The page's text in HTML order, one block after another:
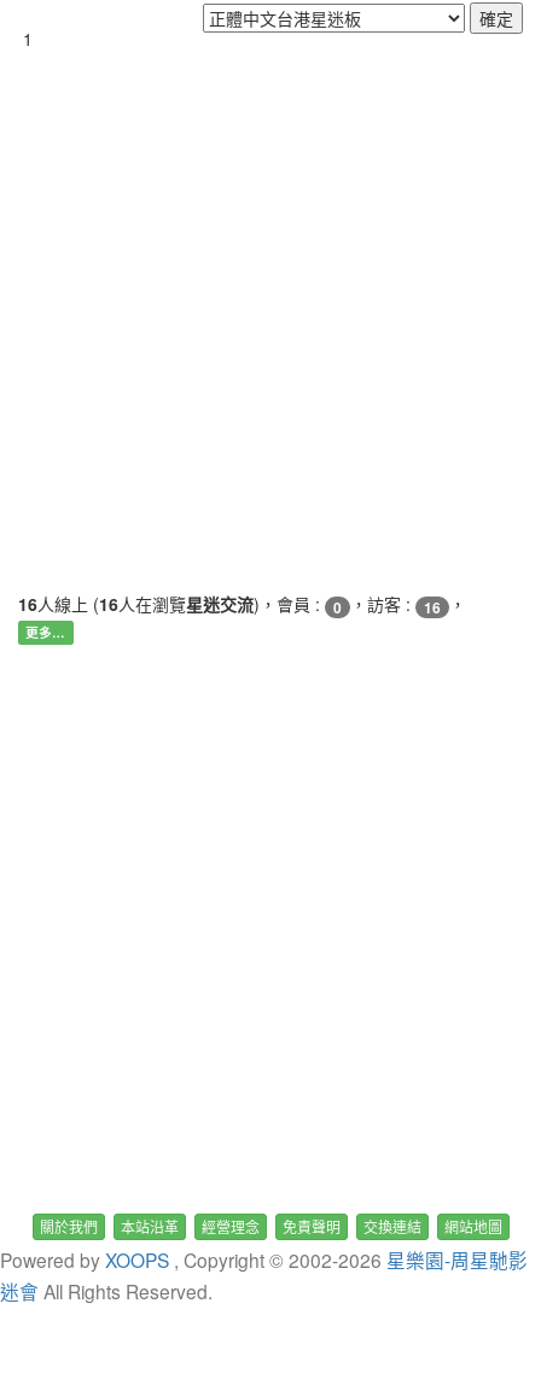
1
16人線上 (16人在瀏覽星迷交流)，會員 : 0 ，訪客 : 16 ，
更多…
關於我們 本站沿革 經營理念 免責聲明 交換連結 網站地圖
Powered byXOOPS , Copyright © 2002-2026 星樂園-周星馳影
迷會 All Rights Reserved.